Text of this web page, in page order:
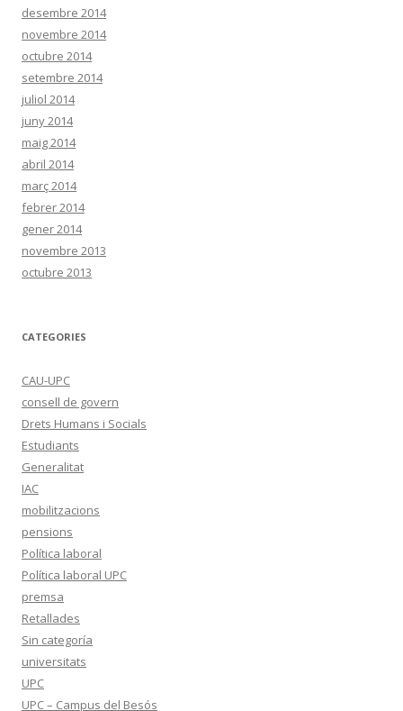
desembre 2014
novembre 2014
octubre 2014
setembre 2014
juliol 2014
juny 2014
maig 2014
abril 2014
març 2014
febrer 2014
gener 2014
novembre 2013
octubre 2013
CATEGORIES
CAU-UPC
consell de govern
Drets Humans i Socials
Estudiants
Generalitat
IAC
mobilitzacions
pensions
Política laboral
Política laboral UPC
premsa
Retallades
Sin categoría
universitats
UPC
UPC – Campus del Besós